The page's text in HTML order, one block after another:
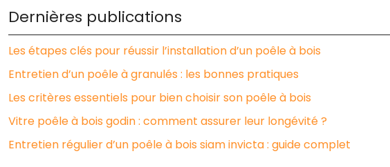
Dernières publications
Les étapes clés pour réussir l’installation d’un poêle à bois
Entretien d’un poêle à granulés : les bonnes pratiques
Les critères essentiels pour bien choisir son poêle à bois
Vitre poêle à bois godin : comment assurer leur longévité ?
Entretien régulier d’un poêle à bois siam invicta : guide complet